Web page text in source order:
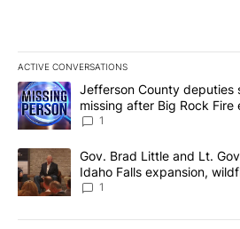
ACTIVE CONVERSATIONS
The following is a list of the most
A trending article titled "Jefferson
Jefferson County deputies
missing after Big Rock
News 8
1
A trending article titled "Gov. Brad
Gov. Brad Little and Lt.
Idaho Falls expansion,
Local News 8
1